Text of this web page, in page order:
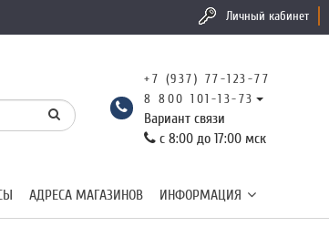
Личный кабинет
+7 (937) 77-123-77
8 800 101-13-73
Вариант связи
с 8:00 до 17:00 мск
АДРЕСА МАГАЗИНОВ ИНФОРМАЦИЯ